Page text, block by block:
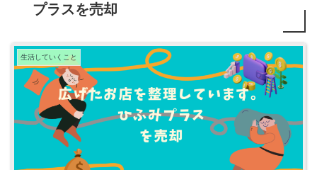
プラスを売却
生活していくこと